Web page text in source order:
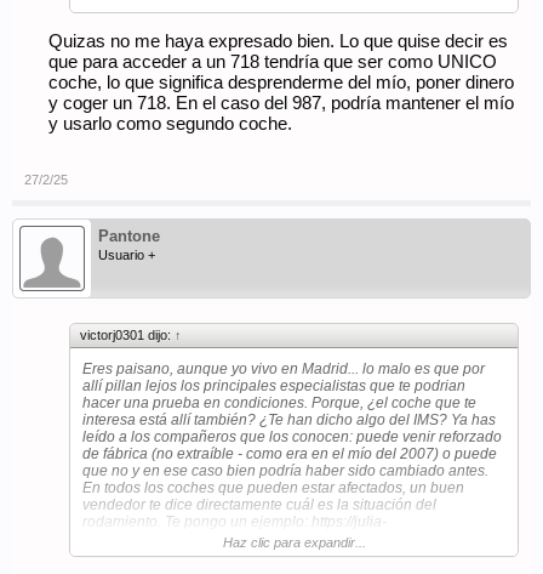
Quizas no me haya expresado bien. Lo que quise decir es
que para acceder a un 718 tendría que ser como UNICO
coche, lo que significa desprenderme del mío, poner dinero
y coger un 718. En el caso del 987, podría mantener el mío
y usarlo como segundo coche.
27/2/25
Pantone
Usuario +
victorj0301 dijo: ↑
Eres paisano, aunque yo vivo en Madrid... lo malo es que por
allí pillan lejos los principales especialistas que te podrian
hacer una prueba en condiciones. Porque, ¿el coche que te
interesa está allí también? ¿Te han dicho algo del IMS? Ya has
leído a los compañeros que los conocen: puede venir reforzado
de fábrica (no extraíble - como era en el mío del 2007) o puede
que no y en ese caso bien podría haber sido cambiado antes.
En todos los coches que pueden estar afectados, un buen
vendedor te dice directamente cuál es la situación del
rodamiento. Te pongo un ejemplo: https://julia-
automobile.com/coche-en-venta/porsche-996-carrera-mk2-
2001/
Haz clic para expandir...